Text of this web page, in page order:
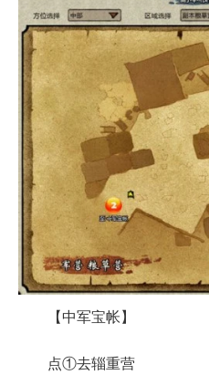
【中军宝帐】
点①去辎重营